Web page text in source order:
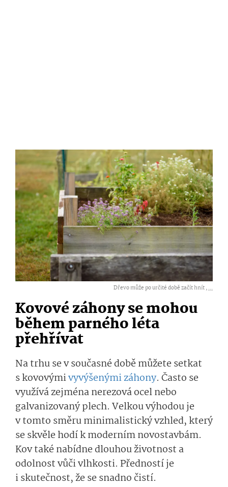
Dřevo může po určité době začít hnít ,...
Kovové záhony se mohou
během parného léta
přehřívat
Na trhu se v současné době můžete setkat
s kovovýmivyvýšenými záhony. Často se
využívá zejména nerezová ocel nebo
galvanizovaný plech. Velkou výhodou je
v tomto směru minimalistický vzhled, který
se skvěle hodí k moderním novostavbám.
Kov také nabídne dlouhou životnost a
odolnost vůči vlhkosti. Předností je
i skutečnost, že se snadno čistí.